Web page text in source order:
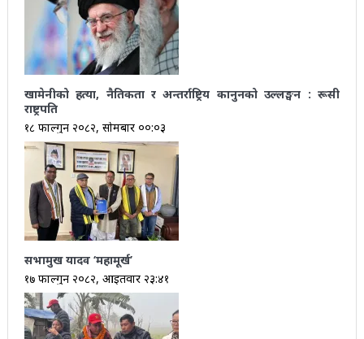
खामेनीको हत्या, नैतिकता र अन्तर्राष्ट्रिय कानुनको उल्लङ्घन : रूसी
राष्ट्रपति
१८ फाल्गुन २०८२, सोमबार ००:०३
सभामुख यादव ‘महामूर्ख’
१७ फाल्गुन २०८२, आईतवार २३:४१